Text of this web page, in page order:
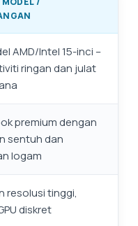
AMD/Intel 15-inci –
ringan dan julat
premium dengan
sentuh dan
logam
resolusi tinggi,
diskret